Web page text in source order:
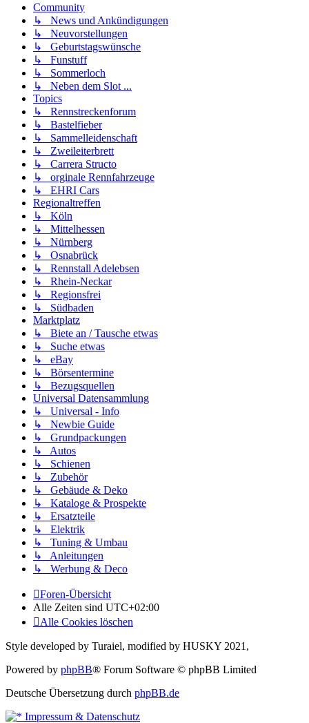
Community
↳ News und Ankündigungen
↳ Neuvorstellungen
↳ Geburtstagswünsche
↳ Funstuff
↳ Sommerloch
↳ Neben dem Slot ...
Topics
↳ Rennstreckenforum
↳ Bastelfieber
↳ Sammelleidenschaft
↳ Zweileiterbrett
↳ Carrera Structo
↳ orginale Rennfahrzeuge
↳ EHRI Cars
Regionaltreffen
↳ Köln
↳ Mittelhessen
↳ Nürnberg
↳ Osnabrück
↳ Rennstall Adelebsen
↳ Rhein-Neckar
↳ Regionsfrei
↳ Südbaden
Marktplatz
↳ Biete an / Tausche etwas
↳ Suche etwas
↳ eBay
↳ Börsentermine
↳ Bezugsquellen
Universal Datensammlung
↳ Universal - Info
↳ Newbie Guide
↳ Grundpackungen
↳ Autos
↳ Schienen
↳ Zubehör
↳ Gebäude & Deko
↳ Kataloge & Prospekte
↳ Ersatzteile
↳ Elektrik
↳ Tuning & Umbau
↳ Anleitungen
↳ Werbung & Deco
Foren-Übersicht
Alle Zeiten sind UTC+02:00
Alle Cookies löschen
Style developed by Turaiel, modified by HUSKY 2021,
Powered by phpBB® Forum Software © phpBB Limited
Deutsche Übersetzung durch phpBB.de
Impressum & Datenschutz